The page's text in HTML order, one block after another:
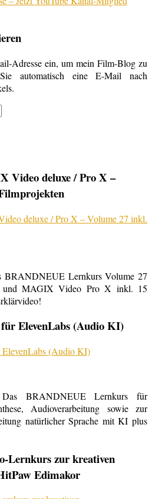
Adresse ein, um mein Film-Blog zu
automatisch eine E-Mail nach
Video deluxe / Pro X –
BRANDNEUE Lernkurs Volume 27
MAGIX Video Pro X inkl. 15
ElevenLabs (Audio KI)
BRANDNEUE Lernkurs für
Audioverarbeitung sowie zur
natürlicher Sprache mit KI plus
Lernkurs zur kreativen
Edimakor